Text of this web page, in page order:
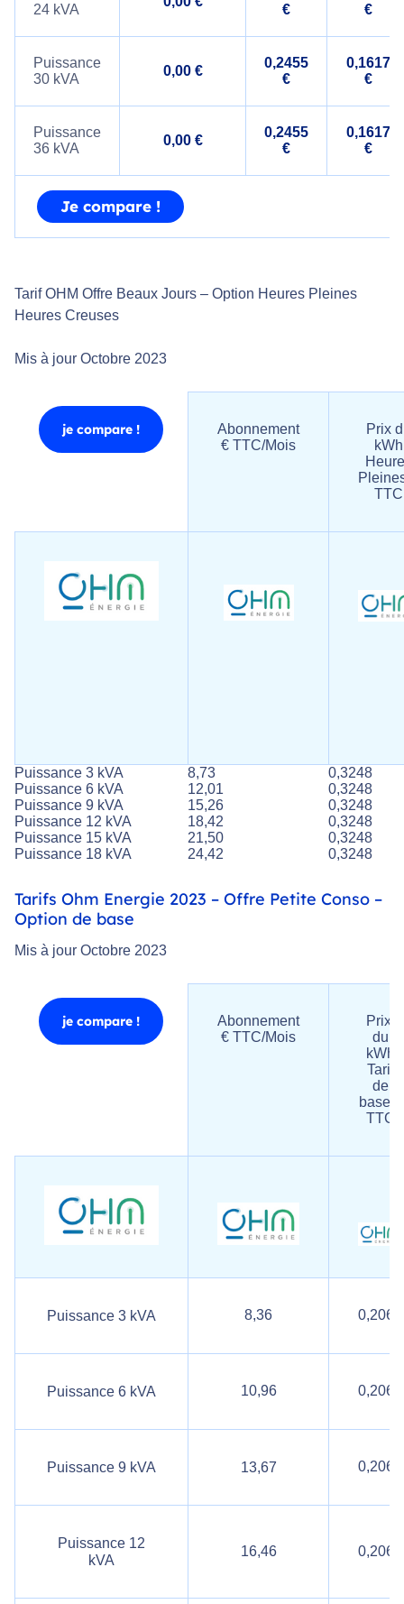
24 kVA
€
€
Puissance
30 kVA
0,00 €
0,2455
€
0,1617
€
Puissance
36 kVA
0,00 €
0,2455
€
0,1617
€
Je compare !
Tarif OHM Offre Beaux Jours – Option Heures Pleines
Heures Creuses
Mis à jour Octobre 2023
je compare !
Abonnement
€ TTC/Mois
Prix
kWh
TTC
Puissance 3 kVA 8,73
0,3248
Puissance 6 kVA
12,01
0,3248
Puissance 9 kVA
15,26
0,3248
Puissance 12 kVA
18,42
0,3248
Puissance 15 kVA
21,50
0,3248
Puissance 18 kVA
24,42 0,3248
Tarifs Ohm Energie 2023 – Offre Petite Conso –
Option de base
Mis à jour Octobre 2023
je compare !
Abonnement
€ TTC/Mois
Prix ​​
du
kWh
Tarif
de
base €
TTC
Puissance 3 kVA 8,36 0,2062
Puissance 6 kVA 10,96 0,2062
Puissance 9 kVA 13,67 0,2062
Puissance 12
kVA
16,46 0,2062